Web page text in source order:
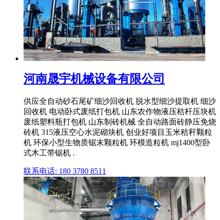
河南晟宇机械设备有限公司
供应全自动砂石尾矿细沙回收机 脱水型细沙提取机 细沙
回收机 电动卧式废纸打包机 山东农作物液压秸杆压块机
废纸塑料瓶打包机 山东制砖机械 全自动路面砖静压免烧
砖机 315液压空心水泥砌块机 创业好项目玉米秸秆颗粒
机 环保小型生物质锯末颗粒机 环模造粒机 mj1400型卧
式木工带锯机 .
联系电话: 180 3780 8511